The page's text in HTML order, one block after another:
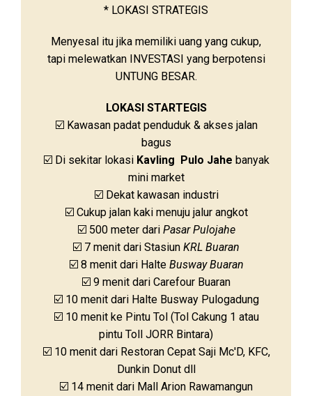
* LOKASI STRATEGIS
Menyesal itu jika memiliki uang yang cukup,
tapi melewatkan INVESTASI yang berpotensi
UNTUNG BESAR.
LOKASI STARTEGIS
☑️ Kawasan padat penduduk & akses jalan
bagus
☑️ Di sekitar lokasi Kavling Pulo Jahe banyak
mini market
☑️ Dekat kawasan industri
☑️ Cukup jalan kaki menuju jalur angkot
☑️ 500 meter dari Pasar Pulojahe
☑️ 7 menit dari Stasiun KRL Buaran
☑️ 8 menit dari Halte Busway Buaran
☑️ 9 menit dari Carefour Buaran
☑️ 10 menit dari Halte Busway Pulogadung
☑️ 10 menit ke Pintu Tol (Tol Cakung 1 atau
pintu Toll JORR Bintara)
☑️ 10 menit dari Restoran Cepat Saji Mc'D, KFC,
Dunkin Donut dll
☑️ 14 menit dari Mall Arion Rawamangun